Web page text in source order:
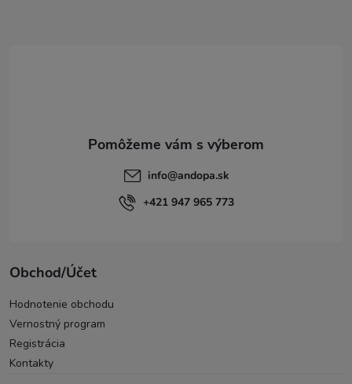
info@andopa.sk
+421 947 965 773
Obchod/Účet
Hodnotenie obchodu
Vernostný program
Registrácia
Kontakty